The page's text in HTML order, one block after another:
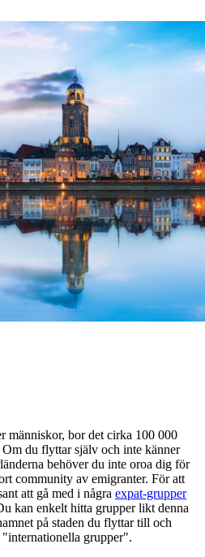
människor, bor det cirka 100 000
du flyttar själv och inte känner
behöver du inte oroa dig för
community av emigranter. För att
att gå med i några expat-grupper
kan enkelt hitta grupper likt denna
på staden du flyttar till och
grupper".